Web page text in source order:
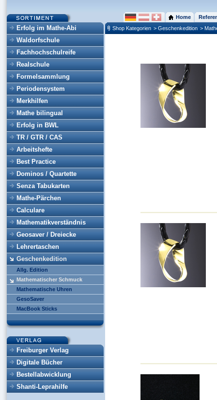
Erfolg im Mathe-Abi
Waldorfschule
Fachhochschulreife
Realschule
Formelsammlung
Periodensystem
Merkhilfen
Mathe bilingual
Erfolg in BWL
TR / GTR / CAS
Arbeitshefte
Best Practice
Dominos / Quartette
Senza Tabukarten
Mathe-Pärchen
Calculare
Mathematikverständnis
Geosaver / Dreiecke
Lehrertaschen
Geschenkedition
Allg. Edition
Mathematischer Schmuck
Mathematische Uhren
GesoSaver
MacBook Sticks
Freiburger Verlag
Digitale Bücher
Bestellabwicklung
Shanti-Leprahilfe
Home
Shop Kategorien > Geschenkedition >